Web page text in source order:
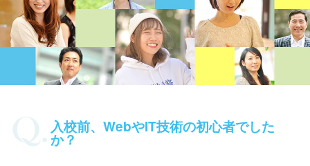
入校前、WebやIT技術の初心者でした
か？